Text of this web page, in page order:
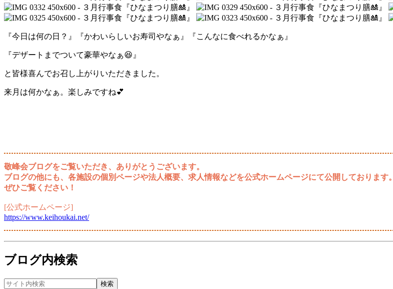
『今日は何の日？』『かわいらしいお寿司やなぁ』『こんなに食べれるかなぁ』
『デザートまでついて豪華やなぁ😆』
と皆様喜んでお召し上がりいただきました。
来月は何かなぁ。楽しみですね💕
敬峰会ブログをご覧いただき、ありがとうございます。
ブログの他にも、各施設の個別ページや法人概要、求人情報などを公式ホームページにて公開しております。
ぜひご覧ください！
[公式ホームページ]
https://www.keihoukai.net/
ブログ内検索